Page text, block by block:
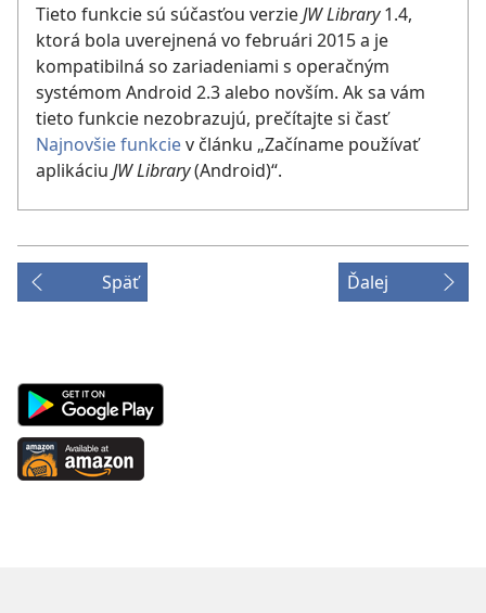
Tieto funkcie sú súčasťou verzieJW Library1.4,
ktorá bola uverejnená vo februári 2015 a je
kompatibilná so zariadeniami s operačným
systémom Android 2.3 alebo novším. Ak sa vám
tieto funkcie nezobrazujú, prečítajte si časť
Najnovšie funkciev článku „Začíname používať
aplikáciu JW Library(Android)“.
Späť Ďalej
Android
App
on
Google
Available
at